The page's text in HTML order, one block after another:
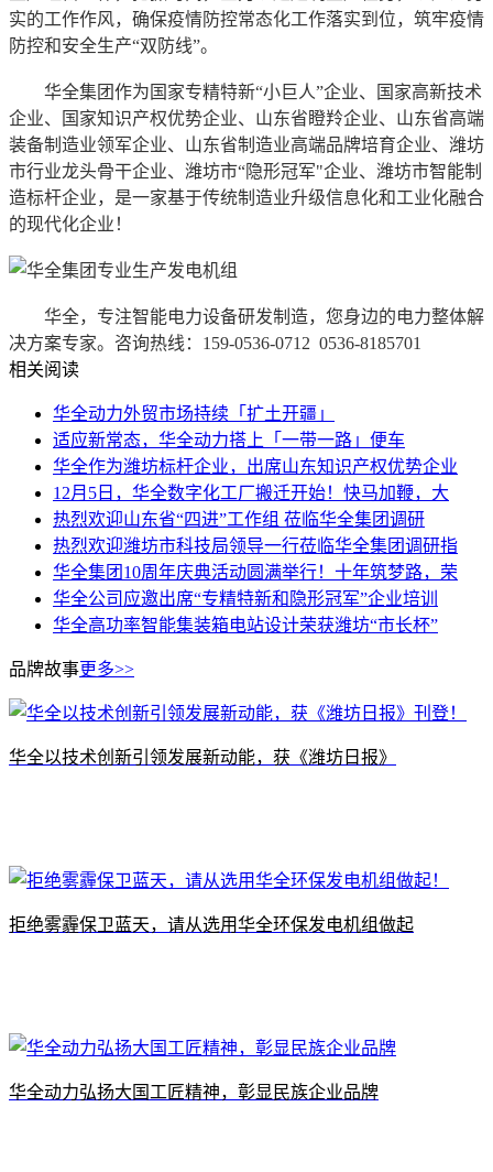
实的工作作风，确保疫情防控常态化工作落实到位，筑牢疫情
防控和安全生产“双防线”。
华全集团作为国家专精特新“小巨人”企业、国家高新技术
企业、国家知识产权优势企业、山东省瞪羚企业、山东省高端
装备制造业领军企业、山东省制造业高端品牌培育企业、潍坊
市行业龙头骨干企业、潍坊市“隐形冠军"企业、潍坊市智能制
造标杆企业，是一家基于传统制造业升级信息化和工业化融合
的现代化企业！
华全，专注智能电力设备研发制造，您身边的电力整体解
决方案专家。咨询热线：159-0536-0712 0536-8185701
相关阅读
华全动力外贸市场持续「扩土开疆」
适应新常态，华全动力搭上「一带一路」便车
华全作为潍坊标杆企业，出席山东知识产权优势企业
12月5日，华全数字化工厂搬迁开始！快马加鞭，大
热烈欢迎山东省“四进”工作组 莅临华全集团调研
热烈欢迎潍坊市科技局领导一行莅临华全集团调研指
华全集团10周年庆典活动圆满举行！十年筑梦路，荣
华全公司应邀出席“专精特新和隐形冠军”企业培训
华全高功率智能集装箱电站设计荣获潍坊“市长杯”
品牌故事更多>>
​华全以技术创新引领发展新动能，获《潍坊日报》
拒绝雾霾保卫蓝天，请从选用华全环保发电机组做起
华全动力弘扬大国工匠精神，彰显民族企业品牌